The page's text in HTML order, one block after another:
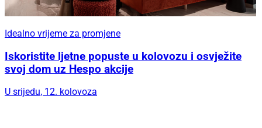
Idealno vrijeme za promjene
Iskoristite ljetne popuste u kolovozu i osvježite
svoj dom uz Hespo akcije
U srijedu, 12. kolovoza